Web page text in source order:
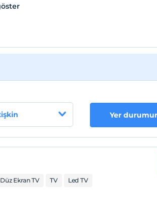
Yer
Düz Ekran TV TV
Led TV